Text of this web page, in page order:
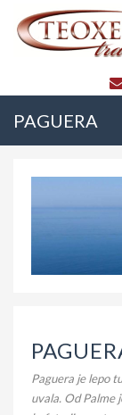
PAGUERA
Paguera je lepo
uvala. Od Palme